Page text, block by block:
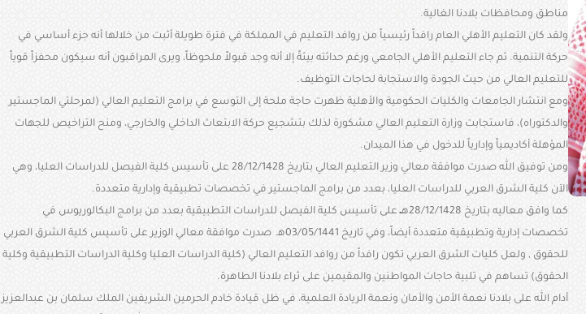
مناطق ومحافظات بلادنا الغالية.
ولقد كان التعليم الأهلي العام رافداً رئيسياً من روافد التعليم في المملكة في فترة طويلة أثبت من خلالها أنه جزء أساسي في
حركة التنمية. ثم جاء التعليم الأهلي الجامعي ورغم حداثته بيئةً إلا أنه وجد قبولاً ملحوظاً، ويرى المراقبون أنه سيكون محفزاً قوياً
للتعليم العالي من حيث الجودة والاستجابة لحاجات التوظيف.
ومع انتشار الجامعات والكليات الحكومية والأهلية ظهرت حاجة ملحة إلى التوسع في برامج التعليم العالي (لمرحلتي الماجستير
والدكتوراه)، فاستجابت وزارة التعليم العالي مشكورة لذلك بتشجيع حركة الابتعاث الداخلي والخارجي، ومنح التراخيص للجهات
المؤهلة أكاديمياً وإدارياً للدخول في هذا الميدان.
ومن توفيق الله صدرت موافقة معالي وزير التعليم العالي بتاريخ 28/12/1428 على تأسيس كلية الفيصل للدراسات العليا، وهي
الآن كلية الشرق العربي للدراسات العليا، بعدد من برامج الماجستير في تخصصات تطبيقية وإدارية متعددة.
كما وافق معاليه بتاريخ 28/12/1428ه
ـعلى تأسيس كلية الفيصل للدراسات التطبيقية بعدد من برامج البكالوريوس في
تخصصات إدارية وتطبيقية متعددة أيضاً، وفي تاريخ 03/05/1441هـ صدرت موافقة معالي الوزير على تأسيس كلية الشرق العربي
للحقوق , ولعل كليات الشرق العربي تكون رافداً من روافد التعليم العالي (كلية الدراسات العليا وكلية الدراسات التطبيقية وكلية
الحقوق) تساهم في تلبية حاجات المواطنين والمقيمين على ثراء بلادنا الطاهرة.
أدام الله على بلادنا نعمة الأمن والأمان ونعمة الريادة العلمية، في ظل قيادة خادم الحرمين الشريفين الملك سلمان بن عبدالعزيز